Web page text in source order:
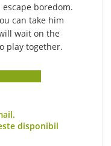
boredom.
can take him
wait on the
play together.
disponibil